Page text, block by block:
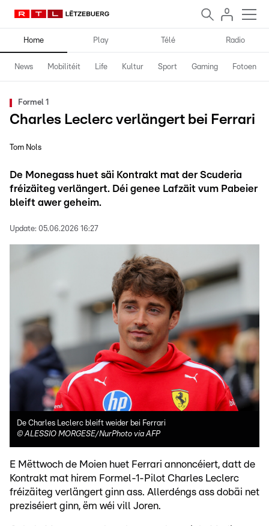
Home Play Télé Radio
News Mobilitéit Life Kultur Sport Gaming Fotoen
Formel 1
Charles Leclerc verlängert bei Ferrari
Tom Nols
De Monegass huet säi Kontrakt mat der Scuderia
fréizäiteg verlängert. Déi genee Lafzäit vum Pabeier
bleift awer geheim.
Update: 05.06.2026 16:27
De Charles Leclerc bleift weider bei Ferrari
©ALESSIO MORGESE/NurPhoto via AFP
E Mëttwoch de Moien huet Ferrari annoncéiert, datt de
Kontrakt mat hirem Formel-1-Pilot Charles Leclerc
fréizäiteg verlängert ginn ass. Allerdéngs ass dobäi net
preziséiert ginn, ëm wéi vill Joren.